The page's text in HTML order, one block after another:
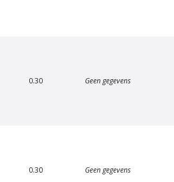
Van Amstel Carré
0.30 Geen gegevens
0.30 Geen gegevens